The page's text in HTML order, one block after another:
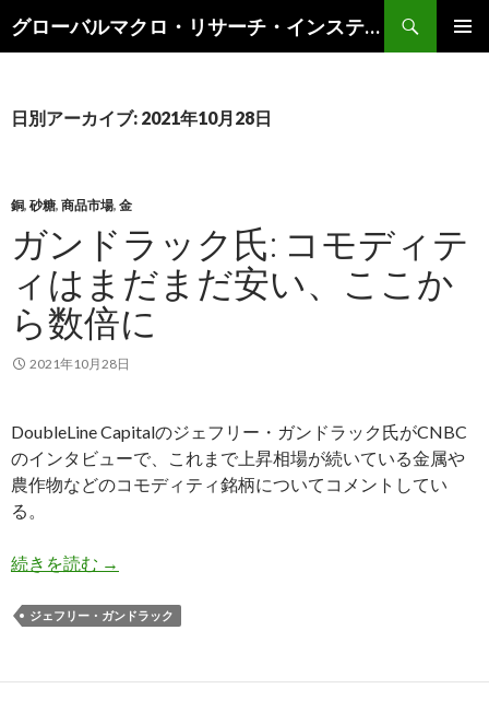
グローバルマクロ・リサーチ・インスティテュート
索
ン
キ
プ
日別アーカイブ: 2021年10月28日
銅, 砂糖, 商品市場, 金
ガンドラック氏: コモディテ
ィはまだまだ安い、ここか
ら数倍に
2021年10月28日
DoubleLine Capitalのジェフリー・ガンドラック氏がCNBC
のインタビューで、これまで上昇相場が続いている金属や
農作物などのコモディティ銘柄についてコメントしてい
る。
続きを読む ガンドラック氏: コモディティはまだまだ安い、
→
ジェフリー・ガンドラック